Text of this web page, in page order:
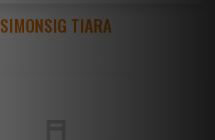
SIMONSIG TIARA